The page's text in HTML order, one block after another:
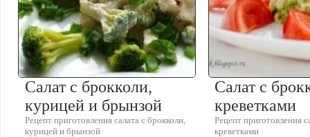
Салат с брокколи,
курицей и брынзой
Рецепт приготовления салата с брокколи,
курицей и брынзой
Салат с
креветками
Рецепт приготовления
креветками